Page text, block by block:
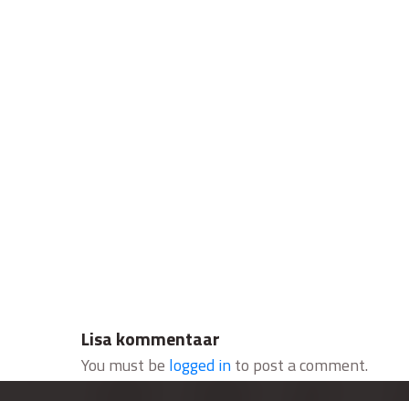
Lisa kommentaar
You must be logged into post a comment.